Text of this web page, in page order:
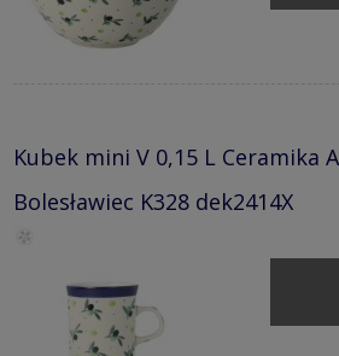
Kubek mini V 0,15 L Ceramika
Bolesławiec K328 dek2414X